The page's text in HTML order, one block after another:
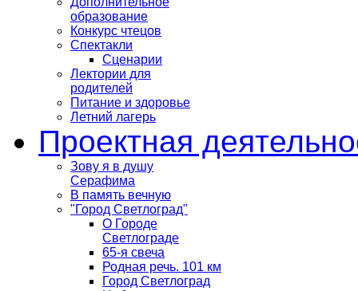
образование
Конкурс чтецов
Спектакли
Сценарии
Лектории для
родителей
Питание и здоровье
Летний лагерь
Проектная
Зову я в душу
Серафима
В память вечную
"Город Светлоград"
О Городе
Светлограде
65-я свеча
Родная речь. 101 км
Город Светлоград